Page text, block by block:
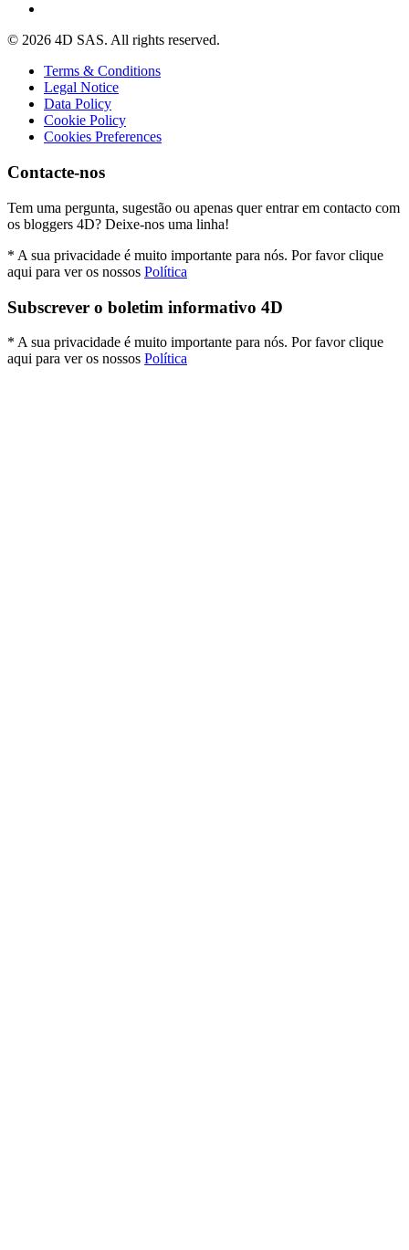
© 2026 4D SAS. All rights reserved.
Terms & Conditions
Legal Notice
Data Policy
Cookie Policy
Cookies Preferences
Contacte-nos
Tem uma pergunta, sugestão ou apenas quer entrar em contacto com
os bloggers 4D? Deixe-nos uma linha!
* A sua privacidade é muito importante para nós. Por favor clique
aqui para ver os nossos Política
Subscrever o boletim informativo 4D
* A sua privacidade é muito importante para nós. Por favor clique
aqui para ver os nossos Política